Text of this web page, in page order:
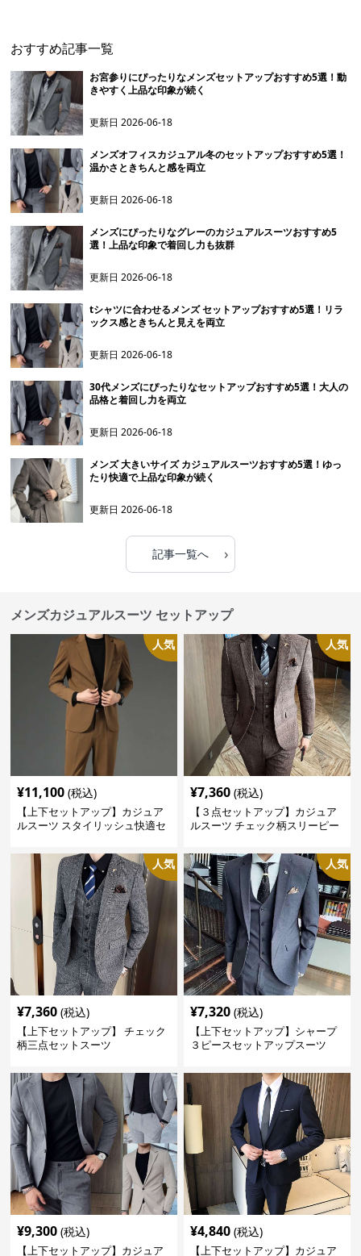
おすすめ記事一覧
お宮参りにぴったりなメンズセットアップおすすめ5選！動
きやすく上品な印象が続く
更新日2026-06-18
メンズオフィスカジュアル冬のセットアップおすすめ5選！
温かさときちんと感を両立
更新日2026-06-18
メンズにぴったりなグレーのカジュアルスーツおすすめ5
選！上品な印象で着回し力も抜群
更新日2026-06-18
tシャツに合わせるメンズ セットアップおすすめ5選！リラ
ックス感ときちんと見えを両立
更新日2026-06-18
30代メンズにぴったりなセットアップおすすめ5選！大人の
品格と着回し力を両立
更新日2026-06-18
メンズ 大きいサイズ カジュアルスーツおすすめ5選！ゆっ
たり快適で上品な印象が続く
更新日2026-06-18
記事一覧へ ›
メンズカジュアルスーツ セットアップ
人気
¥11,100 (税込)
【上下セットアップ】カジュア
ルスーツ スタイリッシュ快適セ
人気
¥7,360 (税込)
【３点セットアップ】カジュア
ルスーツ チェック柄スリーピー
人気
¥7,360 (税込)
【上下セットアップ】 チェック
柄三点セットスーツ
人気
¥7,320 (税込)
【上下セットアップ】シャープ
３ピースセットアップスーツ
¥9,300 (税込)
【上下セットアップ】カジュア
¥4,840 (税込)
【上下セットアップ】カジュア